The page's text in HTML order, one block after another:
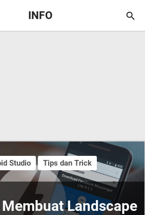
INFO 
Landscape
Studio Tips dan Trick